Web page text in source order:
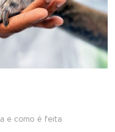
e como é feita